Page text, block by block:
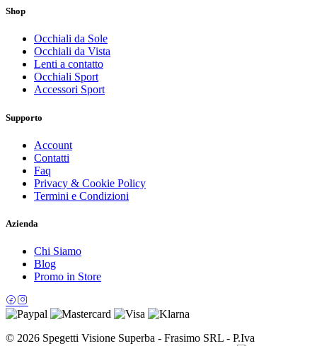
Shop
Occhiali da Sole
Occhiali da Vista
Lenti a contatto
Occhiali Sport
Accessori Sport
Supporto
Account
Contatti
Faq
Privacy & Cookie Policy
Termini e Condizioni
Azienda
Chi Siamo
Blog
Promo in Store
© 2026 Spegetti Visione Superba - Frasimo SRL - P.Iva